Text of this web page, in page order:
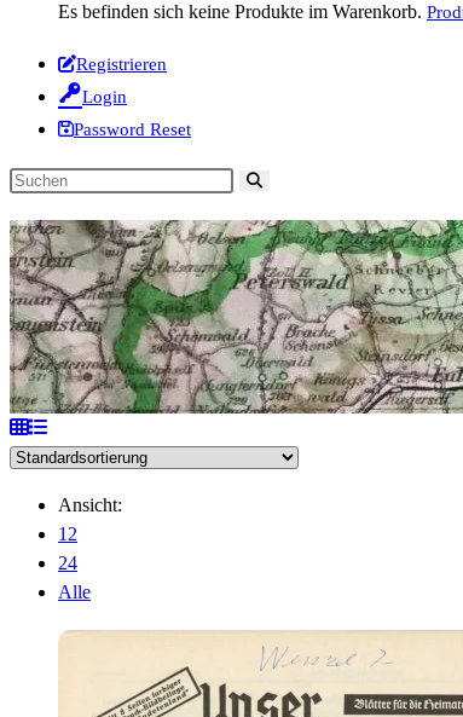
Es befinden sich keine Produkte im Warenkorb.
Registrieren
Login
Password Reset
Diese
durchsuchen
Ansicht:
12
24
Alle